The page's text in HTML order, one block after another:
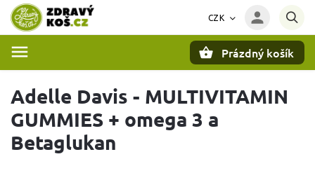
CZK
Prázdný košík
Adelle Davis - MULTIVITAMIN
GUMMIES + omega 3 a
Betaglukan